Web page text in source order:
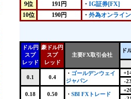
9位
191円 ・ IG証券[FX]
10位
190円 ・ 外為オンライン
ドル円
スプ
レッド
豪ドル円
スプ
レッド
主要FX取引会社
ド
0.1 0.4
・ ゴールデンウェイ
ジャパン
-
0.18 0.50 ・ SBI FXトレード